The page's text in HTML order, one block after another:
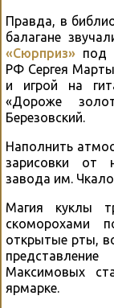
Правда, в
балагане
«Сюрприз» под
РФ Сергея
и игрой на
«Дороже
Березовский.
Наполнить
зарисовки от
завода им.
Магия куклы
скоморохами
открытые рты,
Максимовых
ярмарке.